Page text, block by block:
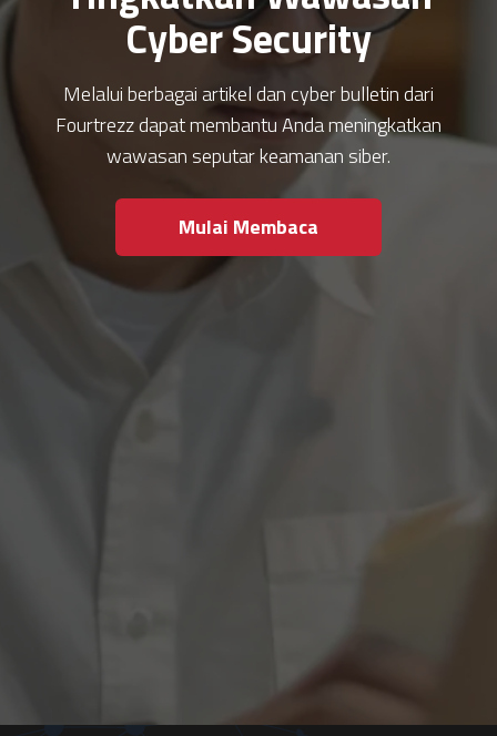
Cyber Security
Melalui berbagai artikel dan cyber bulletin dari
Fourtrezz dapat membantu Anda meningkatkan
wawasan seputar keamanan siber.
Mulai Membaca